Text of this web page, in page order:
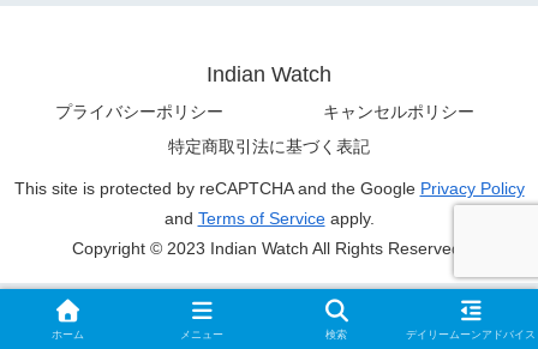
Indian Watch
プライバシーポリシー
キャンセルポリシー
特定商取引法に基づく表記
This site is protected by reCAPTCHA and the Google Privacy Policy
and Terms of Serviceapply.
Copyright © 2023 Indian Watch All Rights Reserved.
ホーム メニュー 検索 デイリームーンアドバイス